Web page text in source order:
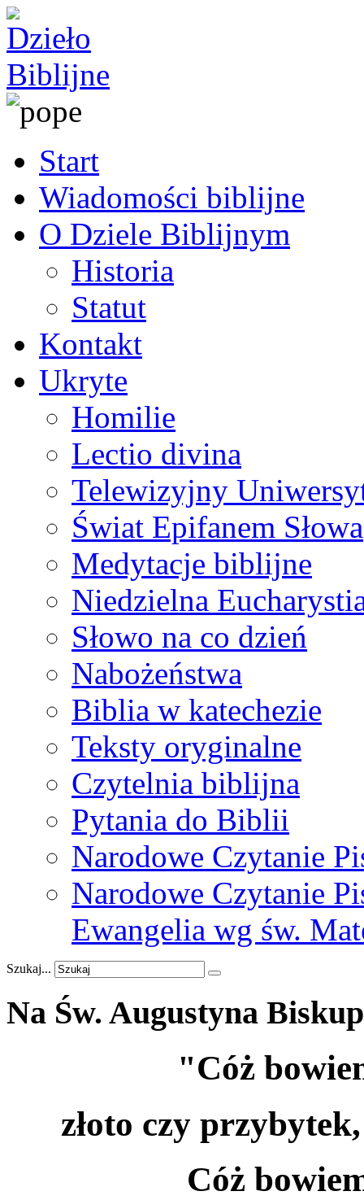
Start
Wiadomości biblijne
O Dziele Biblijnym
Historia
Statut
Kontakt
Ukryte
Homilie
Lectio divina
Telewizyjny
Świat Epifanem Słowa
Medytacje biblijne
Niedzielna
Słowo na co dzień
Nabożeństwa
Biblia w katechezie
Teksty oryginalne
Czytelnia biblijna
Pytania do Biblii
Narodowe Czytanie
Narodowe Czytanie
Ewangelia wg św.
Szukaj...
Na Św. Augustyna
"Cóż
złoto czy
Cóż